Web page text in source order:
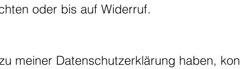
oder bis auf Widerruf.
meiner Datenschutzerklärung haben,